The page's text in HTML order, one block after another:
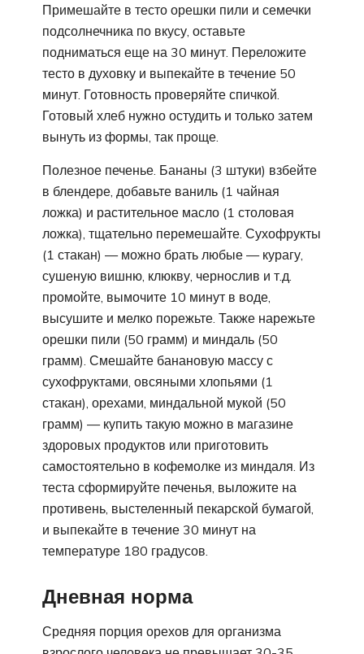
Примешайте в тесто орешки пили и семечки
подсолнечника по вкусу, оставьте
подниматься еще на 30 минут. Переложите
тесто в духовку и выпекайте в течение 50
минут. Готовность проверяйте спичкой.
Готовый хлеб нужно остудить и только затем
вынуть из формы, так проще.
Полезное печенье. Бананы (3 штуки) взбейте
в блендере, добавьте ваниль (1 чайная
ложка) и растительное масло (1 столовая
ложка), тщательно перемешайте. Сухофрукты
(1 стакан) — можно брать любые — курагу,
сушеную вишню, клюкву, чернослив и т.д.
промойте, вымочите 10 минут в воде,
высушите и мелко порежьте. Также нарежьте
орешки пили (50 грамм) и миндаль (50
грамм). Смешайте банановую массу с
сухофруктами, овсяными хлопьями (1
стакан), орехами, миндальной мукой (50
грамм) — купить такую можно в магазине
здоровых продуктов или приготовить
самостоятельно в кофемолке из миндаля. Из
теста сформируйте печенья, выложите на
противень, выстеленный пекарской бумагой,
и выпекайте в течение 30 минут на
температуре 180 градусов.
Дневная норма
Средняя порция орехов для организма